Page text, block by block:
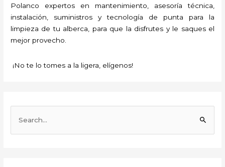
Polanco expertos en mantenimiento, asesoría técnica,
instalación, suministros y tecnología de punta para la
limpieza de tu alberca, para que la disfrutes y le saques el
mejor provecho.
¡No te lo tomes a la ligera, elígenos!